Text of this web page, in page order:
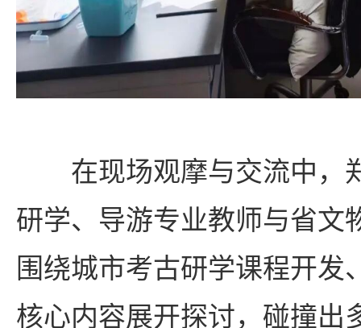
在现场观摩与交流中，
研学、导游专业教师与省文
围绕城市考古研学课程开发
核心内容展开探讨，碰撞出